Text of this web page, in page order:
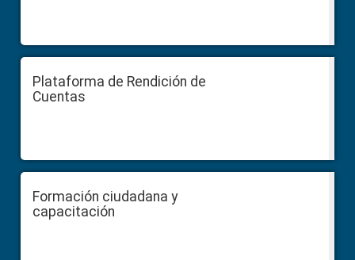
Plataforma de Rendición de
Cuentas
Formación ciudadana y
capacitación